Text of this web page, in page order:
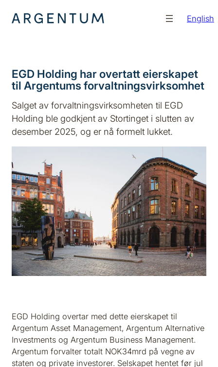
English
EGD Holding har overtatt eierskapet
til Argentums forvaltningsvirksomhet
Salget av forvaltningsvirksomheten til EGD
Holding ble godkjent av Stortinget i slutten av
desember 2025, og er nå formelt lukket.
EGD Holding overtar med dette eierskapet til
Argentum Asset Management, Argentum Alternative
Investments og Argentum Business Management.
Argentum forvalter totalt NOK34mrd på vegne av
staten og private investorer. Selskapet hentet før jul